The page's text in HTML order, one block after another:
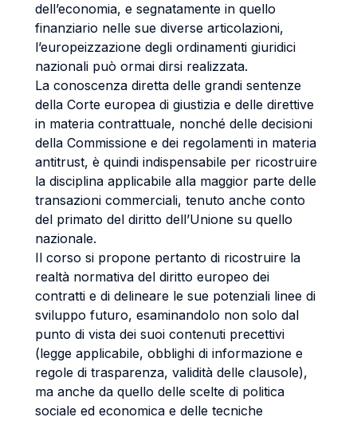
dell’economia, e segnatamente in quello
finanziario nelle sue diverse articolazioni,
l’europeizzazione degli ordinamenti giuridici
nazionali può ormai dirsi realizzata.
La conoscenza diretta delle grandi sentenze
della Corte europea di giustizia e delle direttive
in materia contrattuale, nonché delle decisioni
della Commissione e dei regolamenti in materia
antitrust, è quindi indispensabile per ricostruire
la disciplina applicabile alla maggior parte delle
transazioni commerciali, tenuto anche conto
del primato del diritto dell’Unione su quello
nazionale.
Il corso si propone pertanto di ricostruire la
realtà normativa del diritto europeo dei
contratti e di delineare le sue potenziali linee di
sviluppo futuro, esaminandolo non solo dal
punto di vista dei suoi contenuti precettivi
(legge applicabile, obblighi di informazione e
regole di trasparenza, validità delle clausole),
ma anche da quello delle scelte di politica
sociale ed economica e delle tecniche